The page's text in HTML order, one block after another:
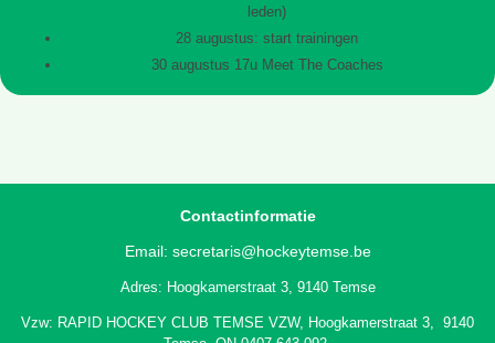
leden)
28 augustus: start trainingen
30 augustus 17u Meet The Coaches
Contactinformatie
Email: secretaris@hockeytemse.be
Adres: Hoogkamerstraat 3, 9140 Temse
Vzw: RAPID HOCKEY CLUB TEMSE VZW, Hoogkamerstraat 3, 9140